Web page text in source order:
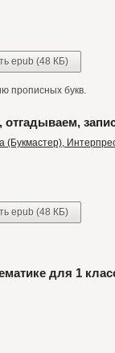
epub (48 КБ)
прописных букв.
отгадываем,
(Букмастер),
epub (48 КБ)
для 1